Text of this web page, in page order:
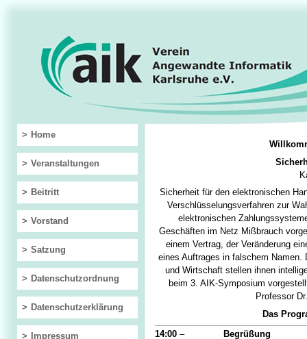
Home
Veranstaltungen
Beitritt
Vorstand
Satzung
Datenschutzordnung
Datenschutzerklärung
Impressum
Sicherheit für den elektronischen
Verschlüsselungsverfahren zur
elektronischen
Geschäften im Netz Mißbrauch
einem Vertrag, der Veränderung
eines Auftrages in falschem
und Wirtschaft stellen ihnen
beim 3. AIK-Symposium
Professor
Das
14:00 –
Begrüßung